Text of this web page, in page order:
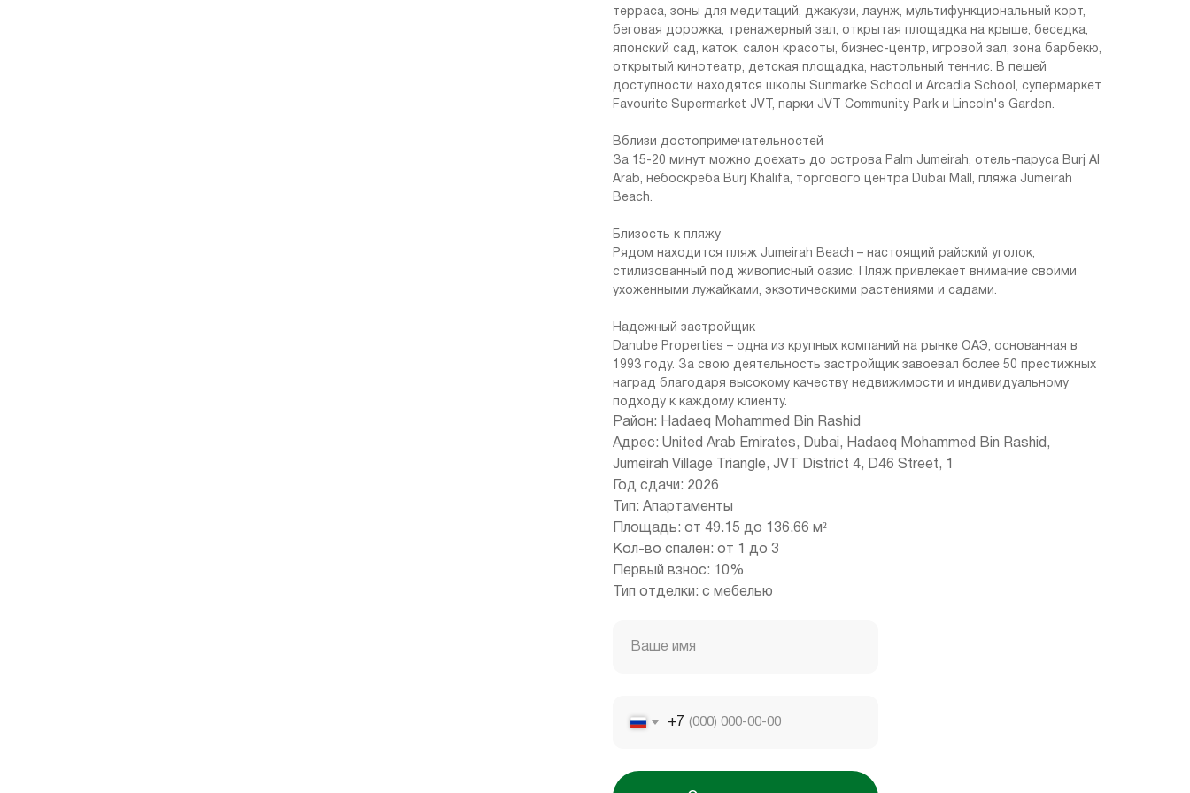
терраса, зоны для медитаций, джакузи, лаунж, мультифункциональный корт,
беговая дорожка, тренажерный зал, открытая площадка на крыше, беседка,
японский сад, каток, салон красоты, бизнес-центр, игровой зал, зона барбекю,
открытый кинотеатр, детская площадка, настольный теннис. В пешей
доступности находятся школы Sunmarke School и Arcadia School, супермаркет
Favourite Supermarket JVT, парки JVT Community Park и Lincoln's Garden.
Вблизи достопримечательностей
За 15-20 минут можно доехать до острова Palm Jumeirah, отель-паруса Burj Al
Arab, небоскреба Burj Khalifa, торгового центра Dubai Mall, пляжа Jumeirah
Beach.
Близость к пляжу
Рядом находится пляж Jumeirah Beach – настоящий райский уголок,
стилизованный под живописный оазис. Пляж привлекает внимание своими
ухоженными лужайками, экзотическими растениями и садами.
Надежный застройщик
Danube Properties – одна из крупных компаний на рынке ОАЭ, основанная в
1993 году. За свою деятельность застройщик завоевал более 50 престижных
наград благодаря высокому качеству недвижимости и индивидуальному
подходу к каждому клиенту.
Район: Hadaeq Mohammed Bin Rashid
Адрес: United Arab Emirates, Dubai, Hadaeq Mohammed Bin Rashid,
Jumeirah Village Triangle, JVT District 4, D46 Street, 1
Год сдачи: 2026
Тип: Апартаменты
Площадь: от 49.15 до 136.66 м²
Кол-во спален: от 1 до 3
Первый взнос: 10%
Тип отделки: с мебелью
Ваше имя
+7